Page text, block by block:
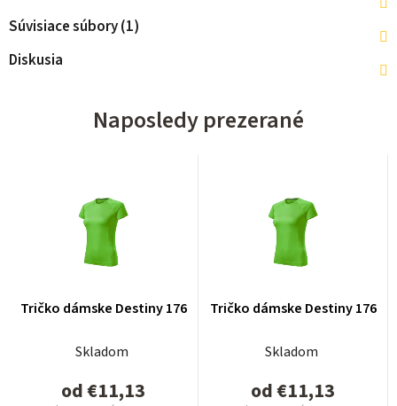
Súvisiace súbory (1)
Diskusia
Naposledy prezerané
Tričko dámske Destiny 176
Skladom
od€11,13
Tričko dámske Destiny 176
Skladom
od€11,13